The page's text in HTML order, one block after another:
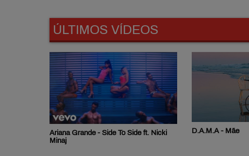
ÚLTIMOS VÍDEOS
D.A.M.A - Mãe Madonna - Cherish